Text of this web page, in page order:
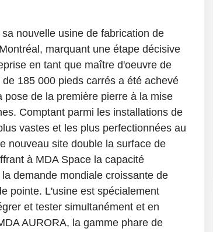
nouvelle usine de fabrication de
marquant une étape décisive
en tant que maître d'oeuvre de
185 000 pieds carrés a été achevé
pose de la première pierre à la mise
Comptant parmi les installations de
vastes et les plus perfectionnées au
nouveau site double la surface de
à MDA Space la capacité
demande mondiale croissante de
pointe. L'usine est spécialement
et tester simultanément et en
AURORA, la gamme phare de